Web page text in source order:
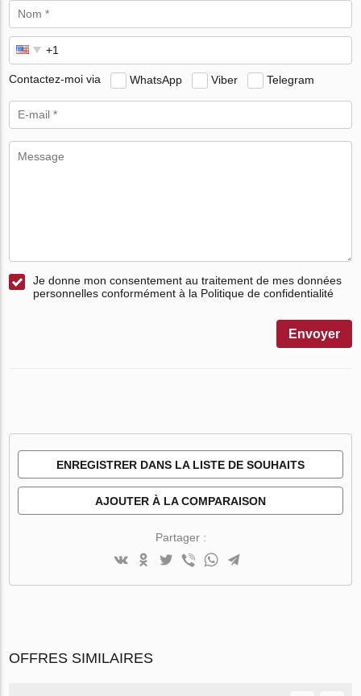
Contactez-moi via WhatsApp Viber Telegram
Je donne mon consentement au traitement de mes données
personnelles conformément à la Politique de confidentialité
Envoyer
ENREGISTRER DANS LA LISTE DE SOUHAITS
AJOUTER À LA COMPARAISON
Partager :
OFFRES SIMILAIRES